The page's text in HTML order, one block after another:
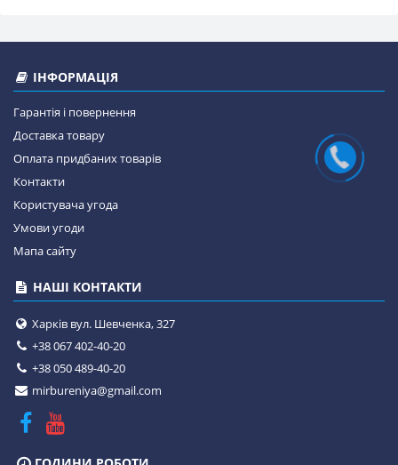
ІНФОРМАЦІЯ
Гарантія і повернення
Доставка товару
Оплата придбаних товарів
Контакти
Користувача угода
Умови угоди
Мапа сайту
НАШІ КОНТАКТИ
Харків вул. Шевченка, 327
+38 067 402-40-20
+38 050 489-40-20
mirbureniya@gmail.com